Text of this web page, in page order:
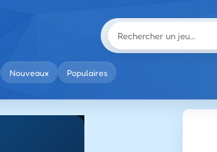
Nouveaux Populaires